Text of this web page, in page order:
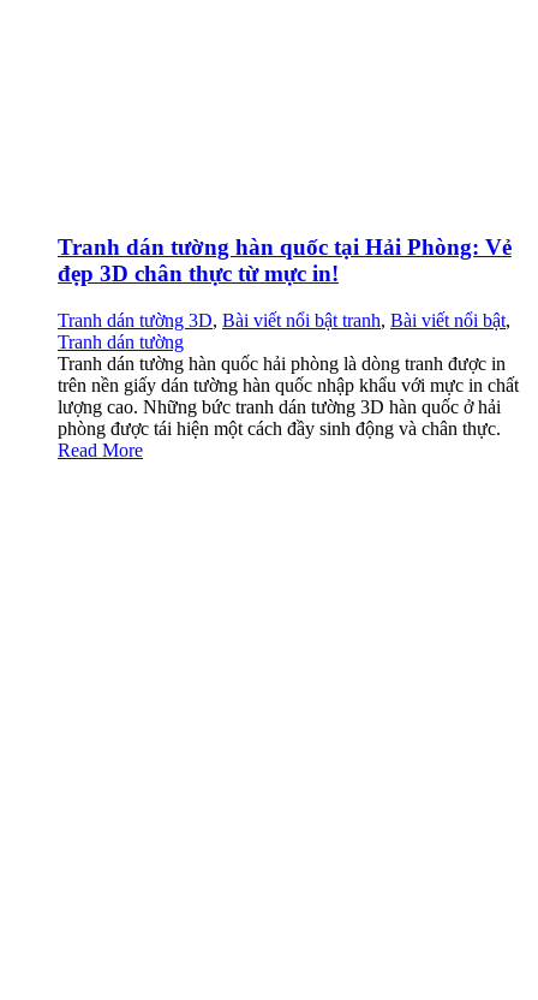
Tranh dán tường hàn quốc tại Hải Phòng: Vẻ
đẹp 3D chân thực từ mực in!
Tranh dán tường 3D, Bài viết nổi bật tranh, Bài viết nổi bật,
Tranh dán tường
Tranh dán tường hàn quốc hải phòng là dòng tranh được in
trên nền giấy dán tường hàn quốc nhập khẩu với mực in chất
lượng cao. Những bức tranh dán tường 3D hàn quốc ở hải
phòng được tái hiện một cách đầy sinh động và chân thực.
Read More